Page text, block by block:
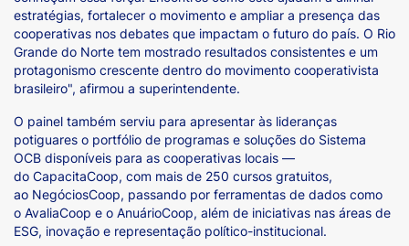
estratégias, fortalecer o movimento e ampliar a presença das
cooperativas nos debates que impactam o futuro do país. O Rio
Grande do Norte tem mostrado resultados consistentes e um
protagonismo crescente dentro do movimento cooperativista
brasileiro", afirmou a superintendente.
O painel também serviu para apresentar às lideranças
potiguares o portfólio de programas e soluções do Sistema
OCB disponíveis para as cooperativas locais —
do CapacitaCoop, com mais de 250 cursos gratuitos,
ao NegóciosCoop, passando por ferramentas de dados como
o AvaliaCoop e o AnuárioCoop, além de iniciativas nas áreas de
ESG, inovação e representação político-institucional.